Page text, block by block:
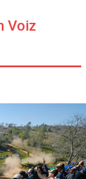
Voiz